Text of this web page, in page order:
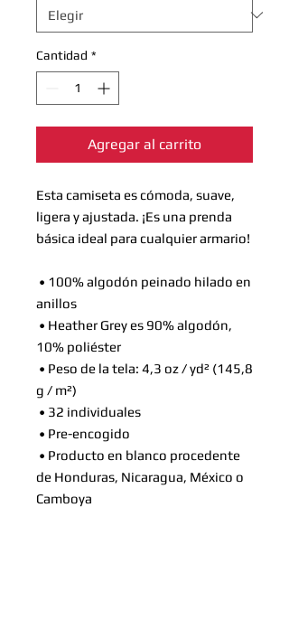
Cantidad *
Agregar al carrito
Esta camiseta es cómoda, suave,
ligera y ajustada. ¡Es una prenda
básica ideal para cualquier armario!
anillos
10% poliéster
g / m²)
• 32 individuales
• Pre-encogido
de Honduras, Nicaragua, México o
Camboya